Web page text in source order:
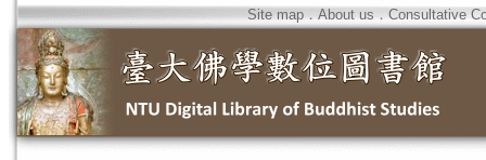
Site map．About us．Consultative